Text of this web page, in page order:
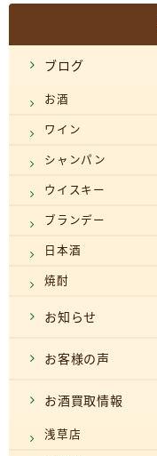
ブログ
お酒
ワイン
シャンパン
ウイスキー
ブランデー
日本酒
焼酎
お知らせ
お客様の声
お酒買取情報
浅草店